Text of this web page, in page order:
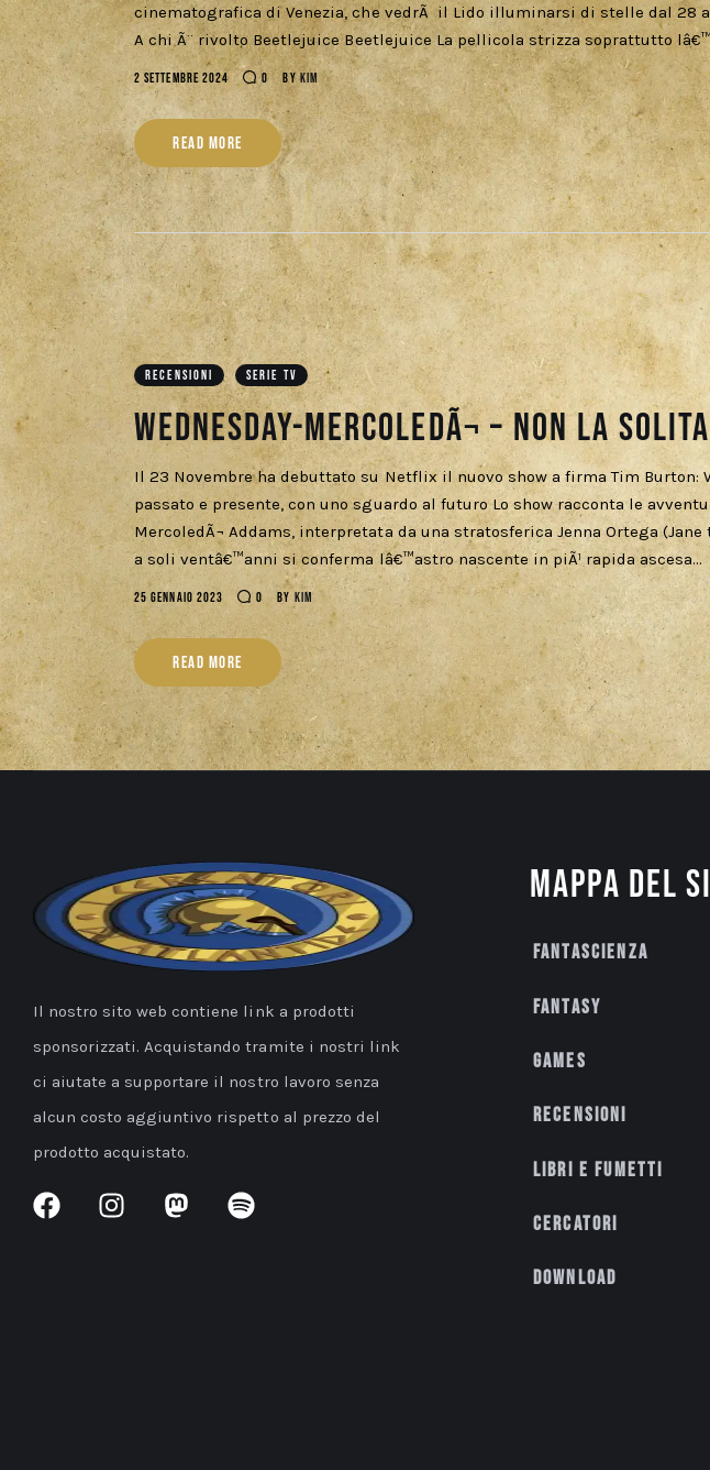
cinematografica di Venezia, che vedrÃ il Lido illuminarsi di stelle dal 28
A chi Ã¨ rivolto Beetlejuice Beetlejuice La pellicola strizza soprattutto
2 SETTEMBRE 2024 0 BY KIM
READ MORE
RECENSIONI SERIE TV
Wednesday-MercoledÃ¬ – Non la
Il 23 Novembre ha debuttato su Netflix il nuovo show a firma Tim Burton:
passato e presente, con uno sguardo al futuro Lo show racconta le
MercoledÃ¬ Addams, interpretata da una stratosferica Jenna Ortega (Jane
a soli ventâ€™anni si conferma lâ€™astro nascente in piÃ¹ rapida ascesa…
25 GENNAIO 2023 0 BY KIM
READ MORE
Il nostro sito web contiene link a prodotti
sponsorizzati. Acquistando tramite i nostri link
ci aiutate a supportare il nostro lavoro senza
alcun costo aggiuntivo rispetto al prezzo del
prodotto acquistato.
Mappa del
Fantascienza
Fantasy
Games
Recensioni
Libri e fumetti
Cercatori
Download